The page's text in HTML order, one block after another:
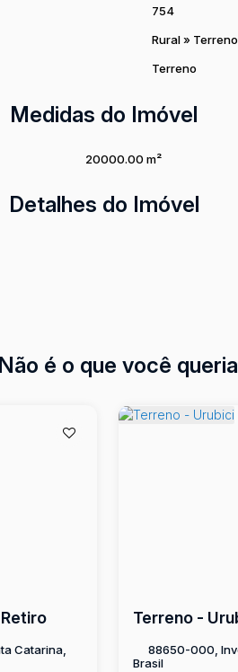
754
Rural» Terreno
Terreno
Medidas do Imóvel
20000.00 m²
Detalhes do Imóvel
Não é o que você
Catarina,
Terreno -
88650-000,
Brasil